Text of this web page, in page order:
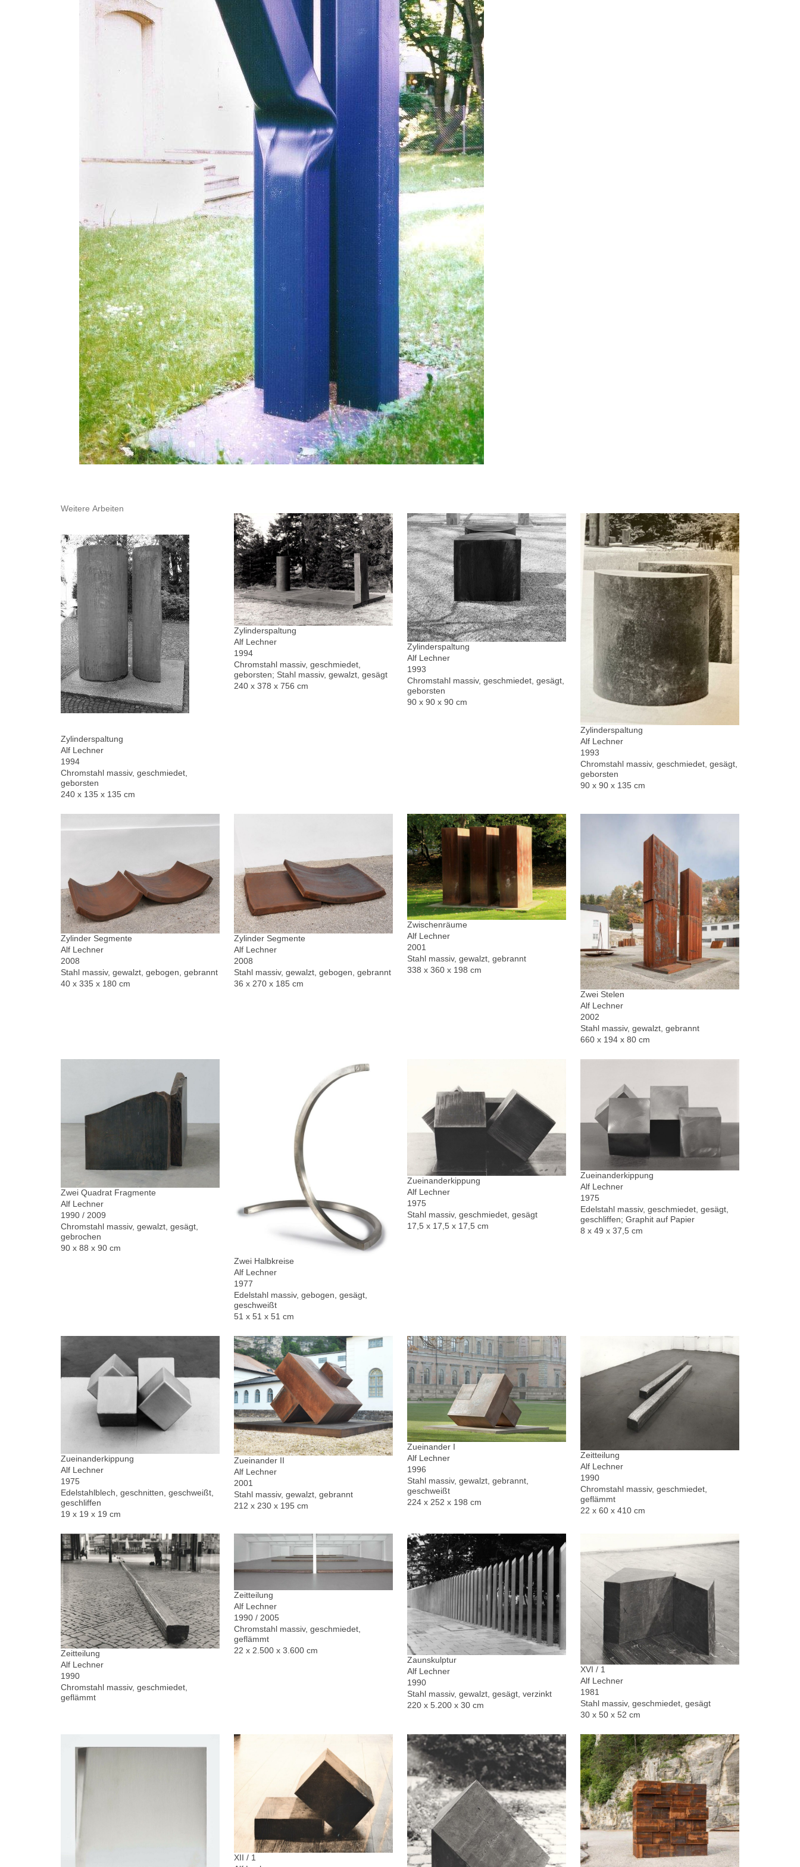
Weitere Arbeiten
Zylinderspaltung
Alf Lechner
1994
Chromstahl massiv, geschmiedet,
geborsten
240 x 135 x 135 cm
Zylinderspaltung
Alf Lechner
1994
Chromstahl massiv, geschmiedet,
geborsten; Stahl massiv, gewalzt, gesägt
240 x 378 x 756 cm
Zylinderspaltung
Alf Lechner
1993
Chromstahl massiv, geschmiedet, gesägt,
geborsten
90 x 90 x 90 cm
Zylinderspaltung
Alf Lechner
1993
Chromstahl massiv, geschmiedet, gesägt,
geborsten
90 x 90 x 135 cm
Zylinder Segmente
Alf Lechner
2008
Stahl massiv, gewalzt, gebogen, gebrannt
40 x 335 x 180 cm
Zylinder Segmente
Alf Lechner
2008
Stahl massiv, gewalzt, gebogen, gebrannt
36 x 270 x 185 cm
Zwischenräume
Alf Lechner
2001
Stahl massiv, gewalzt, gebrannt
338 x 360 x 198 cm
Zwei Stelen
Alf Lechner
2002
Stahl massiv, gewalzt, gebrannt
660 x 194 x 80 cm
Zwei Quadrat Fragmente
Alf Lechner
1990 / 2009
Chromstahl massiv, gewalzt, gesägt,
gebrochen
90 x 88 x 90 cm
Zwei Halbkreise
Alf Lechner
1977
Edelstahl massiv, gebogen, gesägt,
geschweißt
51 x 51 x 51 cm
Zueinanderkippung
Alf Lechner
1975
Stahl massiv, geschmiedet, gesägt
17,5 x 17,5 x 17,5 cm
Zueinanderkippung
Alf Lechner
1975
Edelstahl massiv, geschmiedet, gesägt,
geschliffen; Graphit auf Papier
8 x 49 x 37,5 cm
Zueinanderkippung
Alf Lechner
1975
Edelstahlblech, geschnitten, geschweißt,
geschliffen
19 x 19 x 19 cm
Zueinander II
Alf Lechner
2001
Stahl massiv, gewalzt, gebrannt
212 x 230 x 195 cm
Zueinander I
Alf Lechner
1996
Stahl massiv, gewalzt, gebrannt,
geschweißt
224 x 252 x 198 cm
Zeitteilung
Alf Lechner
1990
Chromstahl massiv, geschmiedet,
geflämmt
22 x 60 x 410 cm
Zeitteilung
Alf Lechner
1990
Chromstahl massiv, geschmiedet,
geflämmt
Zeitteilung
Alf Lechner
1990 / 2005
Chromstahl massiv, geschmiedet,
geflämmt
22 x 2.500 x 3.600 cm
Zaunskulptur
Alf Lechner
1990
Stahl massiv, gewalzt, gesägt, verzinkt
220 x 5.200 x 30 cm
XVI / 1
Alf Lechner
1981
Stahl massiv, geschmiedet, gesägt
30 x 50 x 52 cm
XII / 1